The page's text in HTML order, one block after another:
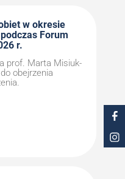
w okresie
Forum
r.
prof. Marta Misiuk-
obejrzenia